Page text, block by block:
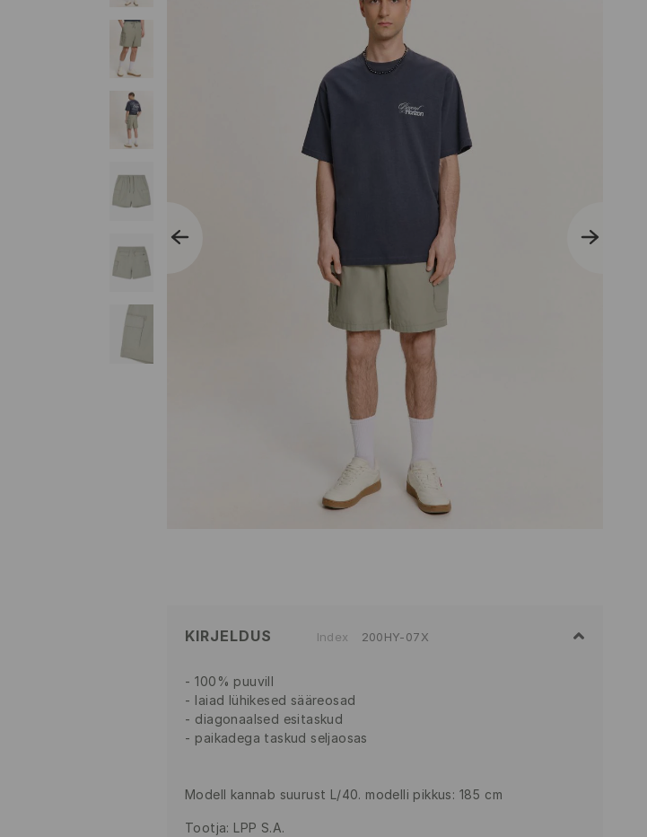
KIRJELDUS Index 200HY-07X
100% puuvill
laiad lühikesed sääreosad
diagonaalsed esitaskud
paikadega taskud seljaosas
Modell kannab suurust L/40. modelli pikkus: 185 cm
Tootja: LPP S.A.